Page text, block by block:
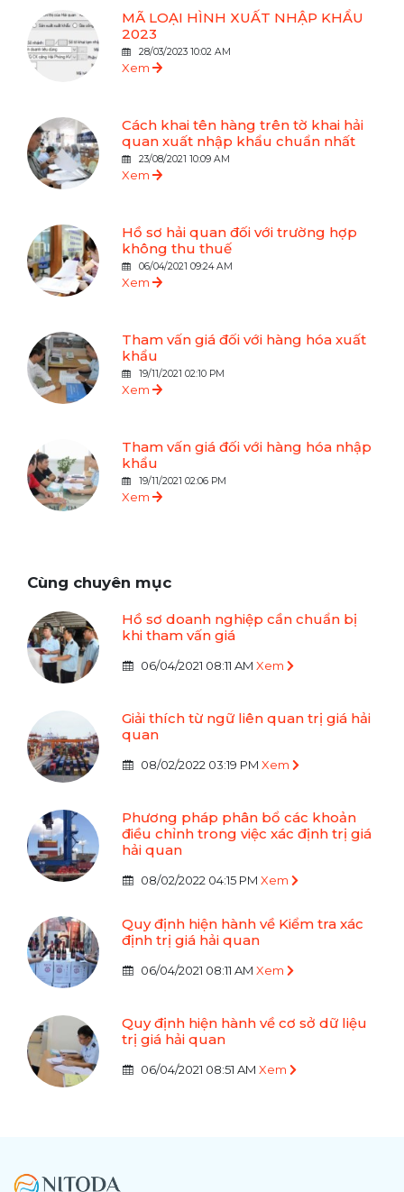
MÃ LOẠI HÌNH XUẤT NHẬP KHẨU
2023
28/03/2023 10:02 AM
Xem
Cách khai tên hàng trên tờ khai hải
quan xuất nhập khẩu chuẩn nhất
23/08/2021 10:09 AM
Xem
Hồ sơ hải quan đối với trường hợp
không thu thuế
06/04/2021 09:24 AM
Xem
Tham vấn giá đối với hàng hóa xuất
khẩu
19/11/2021 02:10 PM
Xem
Tham vấn giá đối với hàng hóa nhập
khẩu
19/11/2021 02:06 PM
Xem
Cùng chuyên mục
Hồ sơ doanh nghiệp cần chuẩn bị
khi tham vấn giá
06/04/2021 08:11 AM Xem
Giải thích từ ngữ liên quan trị giá hải
quan
08/02/2022 03:19 PM Xem
Phương pháp phân bổ các khoản
điều chỉnh trong việc xác định trị giá
hải quan
08/02/2022 04:15 PM Xem
Quy định hiện hành về Kiểm tra xác
định trị giá hải quan
06/04/2021 08:11 AM Xem
Quy định hiện hành về cơ sở dữ liệu
trị giá hải quan
06/04/2021 08:51 AM Xem